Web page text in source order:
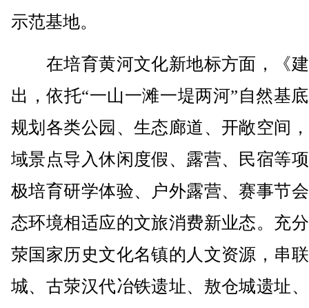
示范基地。
在培育黄河文化新地标方面，《
出，依托“一山一滩一堤两河”自然基
规划各类公园、生态廊道、开敞空间
域景点导入休闲度假、露营、民宿等
极培育研学体验、户外露营、赛事节
态环境相适应的文旅消费新业态。充
荥国家历史文化名镇的人文资源，串
城、古荥汉代冶铁遗址、敖仓城遗址